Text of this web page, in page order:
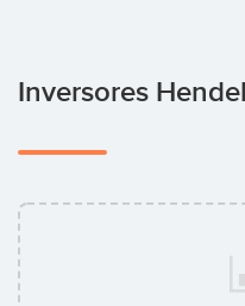
Inversores Hendel